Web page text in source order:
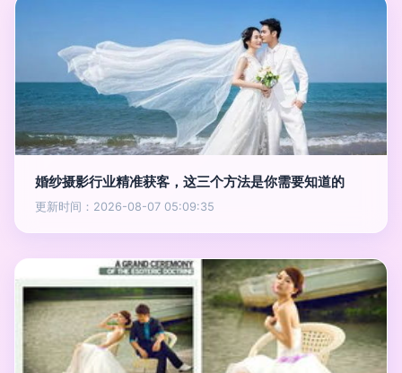
婚纱摄影行业精准获客，这三个方法是你需要知道的
更新时间：2026-08-07 05:09:35